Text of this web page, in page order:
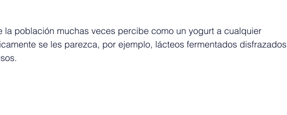
la población muchas veces percibe como un yogurt a cualquier
se les parezca, por ejemplo, lácteos fermentados disfrazados